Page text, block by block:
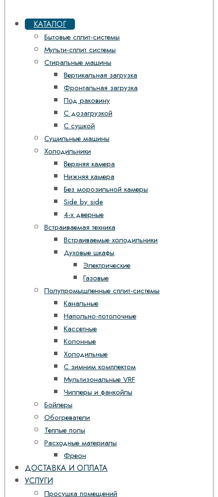
КАТАЛОГ
Бытовые сплит-системы
Мульти-сплит системы
Стиральные машины
Вертикальная загрузка
Фронтальная загрузка
Под раковину
С дозагрузкой
С сушкой
Сушильные машины
Холодильники
Верхняя камера
Нижняя камера
Без морозильной камеры
Side by side
4-х дверные
Встраиваемая техника
Встраиваемые холодильники
Духовые шкафы
Электрические
Газовые
Полупромышленные сплит-системы
Канальные
Напольно-потолочные
Кассетные
Колонные
Холодильные
С зимним комплектом
Мультизональные VRF
Чиллеры и фанкойлы
Бойлеры
Обогреватели
Теплые полы
Расходные материалы
Фреон
ДОСТАВКА И ОПЛАТА
УСЛУГИ
Просушка помещений